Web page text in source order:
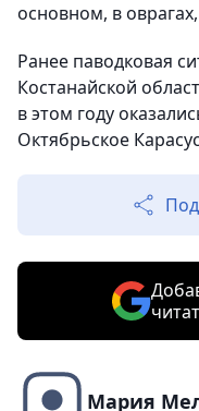
основном, в
Ранее паводковая
Костанайской
в этом году
Октябрьское
Мария